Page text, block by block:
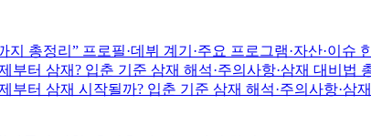
총정리” 프로필·데뷔 계기·주요 프로그램·자산·이슈
부터 삼재? 입춘 기준 삼재 해석·주의사항·삼재 대비법
부터 삼재 시작될까? 입춘 기준 삼재 해석·주의사항·